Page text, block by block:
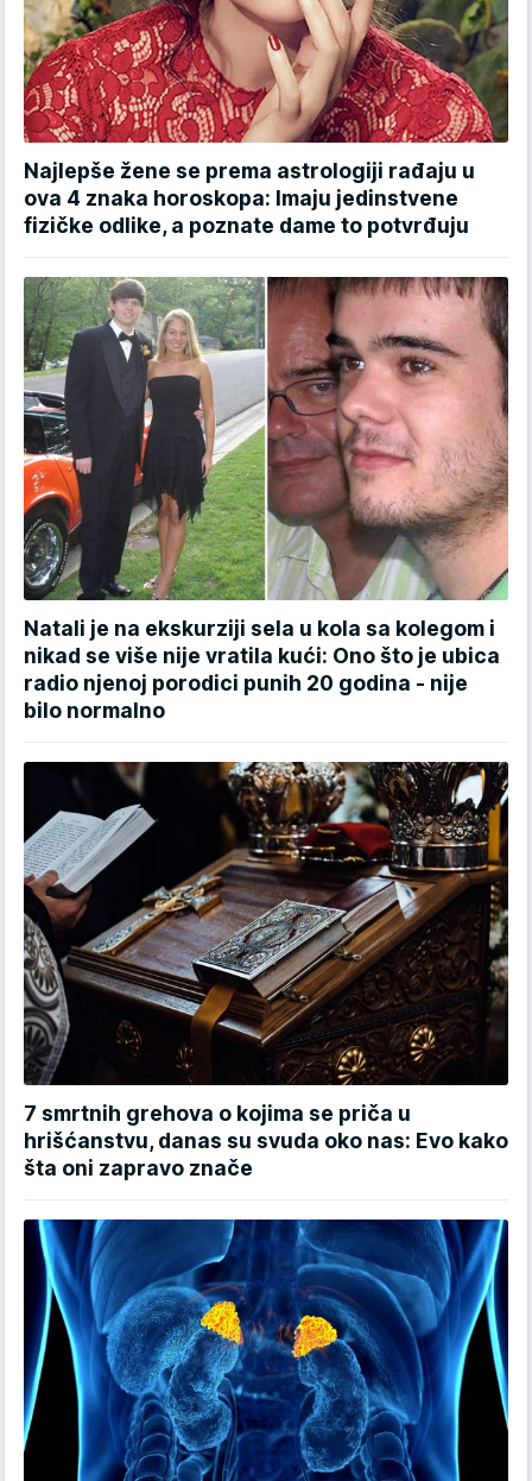
Najlepše žene se prema astrologiji rađaju u
ova 4 znaka horoskopa: Imaju jedinstvene
fizičke odlike, a poznate dame to potvrđuju
Natali je na ekskurziji sela u kola sa kolegom i
nikad se više nije vratila kući: Ono što je ubica
radio njenoj porodici punih 20 godina - nije
bilo normalno
7 smrtnih grehova o kojima se priča u
hrišćanstvu, danas su svuda oko nas: Evo kako
šta oni zapravo znače